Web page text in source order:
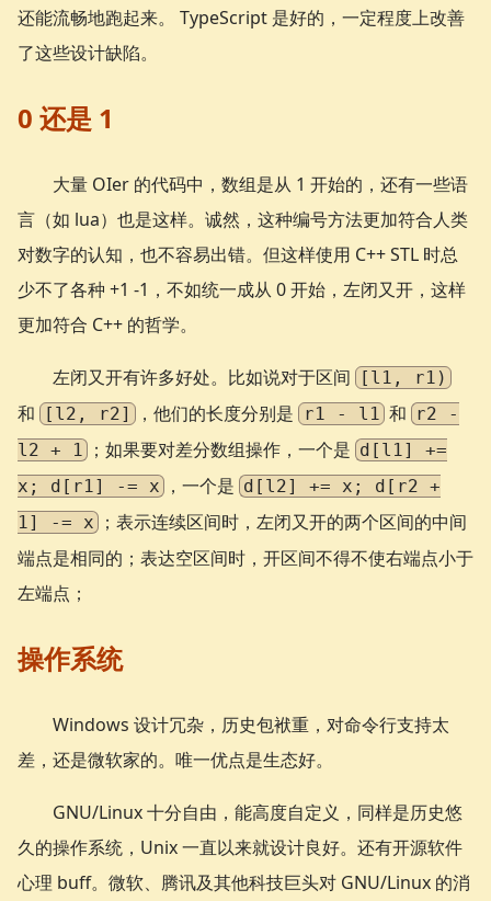
还能流畅地跑起来。 TypeScript 是好的，一定程度上改善
了这些设计缺陷。
0 还是 1
大量 OIer 的代码中，数组是从 1 开始的，还有一些语
言（如 lua）也是这样。诚然，这种编号方法更加符合人类
对数字的认知，也不容易出错。但这样使用 C++ STL 时总
少不了各种 +1 -1，不如统一成从 0 开始，左闭又开，这样
更加符合 C++ 的哲学。
左闭又开有许多好处。比如说对于区间 [l1, r1)
和 [l2, r2] ，他们的长度分别是 r1 - l1 和 r2 -
l2 + 1
；如果要对差分数组操作，一个是 d[l1] +=
x; d[r1] -= x
，一个是 d[l2] += x; d[r2 +
1] -= x
；表示连续区间时，左闭又开的两个区间的中间
端点是相同的；表达空区间时，开区间不得不使右端点小于
左端点；
操作系统
Windows 设计冗杂，历史包袱重，对命令行支持太
差，还是微软家的。唯一优点是生态好。
GNU/Linux 十分自由，能高度自定义，同样是历史悠
久的操作系统，Unix 一直以来就设计良好。还有开源软件
心理 buff。微软、腾讯及其他科技巨头对 GNU/Linux 的消